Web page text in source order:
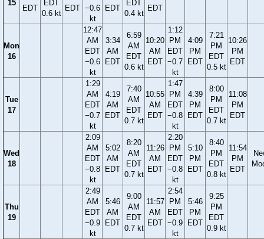
15
EDT
EDT
0.6 kt
EDT −0.6
kt
EDT
EDT
0.4 kt
EDT
Mon
16
12:47
AM
EDT
−0.6
kt
3:34
AM
EDT
6:59
AM
EDT
0.6 kt
10:20
AM
EDT
1:12
PM
EDT
−0.7
kt
4:09
PM
EDT
7:21
PM
EDT
0.5 kt
10:26
PM
EDT
Tue
17
1:29
AM
EDT
−0.7
kt
4:19
AM
EDT
7:40
AM
EDT
0.7 kt
10:55
AM
EDT
1:47
PM
EDT
−0.8
kt
4:39
PM
EDT
8:00
PM
EDT
0.7 kt
11:08
PM
EDT
Wed
18
2:09
AM
EDT
−0.8
kt
5:02
AM
EDT
8:20
AM
EDT
0.7 kt
11:26
AM
EDT
2:20
PM
EDT
−0.8
kt
5:10
PM
EDT
8:40
PM
EDT
0.8 kt
11:54
PM
EDT
Thu
19
2:49
AM
EDT
−0.9
kt
5:46
AM
EDT
9:00
AM
EDT
0.7 kt
11:57
AM
EDT
2:54
PM
EDT
−0.9
kt
5:46
PM
EDT
9:25
PM
EDT
0.9 kt